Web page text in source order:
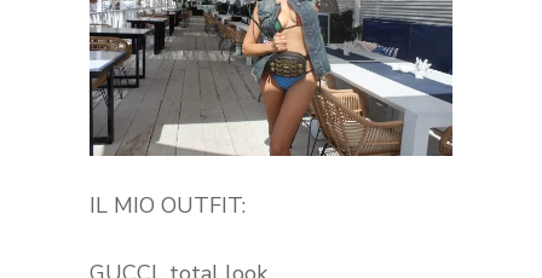
IL MIO OUTFIT: